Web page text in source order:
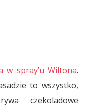
w spray’u Wiltona.
to wszystko,
czekoladowe